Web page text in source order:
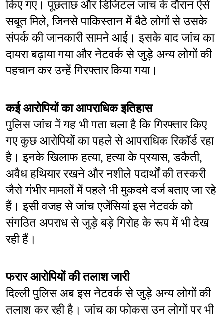
किए गए। पूछताछ और डिजिटल जांच के दौरान ऐसे
सबूत मिले, जिनसे पाकिस्तान में बैठे लोगों से उसके
संपर्क की जानकारी सामने आई। इसके बाद जांच का
दायरा बढ़ाया गया और नेटवर्क से जुड़े अन्य लोगों की
पहचान कर उन्हें गिरफ्तार किया गया।
कई आरोपियों का आपराधिक इतिहास
पुलिस जांच में यह भी पता चला है कि गिरफ्तार किए
गए कुछ आरोपियों का पहले से आपराधिक रिकॉर्ड रहा
है। इनके खिलाफ हत्या, हत्या के प्रयास, डकैती,
अवैध हथियार रखने और नशीले पदार्थों की तस्करी
जैसे गंभीर मामलों में पहले भी मुकदमे दर्ज बताए जा रहे
हैं। इसी वजह से जांच एजेंसियां इस नेटवर्क को
संगठित अपराध से जुड़े बड़े गिरोह के रूप में भी देख
रही हैं।
फरार आरोपियों की तलाश जारी
दिल्ली पुलिस अब इस नेटवर्क से जुड़े अन्य लोगों की
तलाश कर रही है। जांच का फोकस उन लोगों पर भी